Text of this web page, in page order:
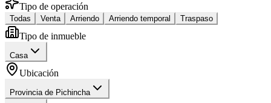
Tipo de operación
Todas Venta Arriendo Arriendo temporal Traspaso
Tipo de inmueble
Casa
Ubicación
Provincia de Pichincha